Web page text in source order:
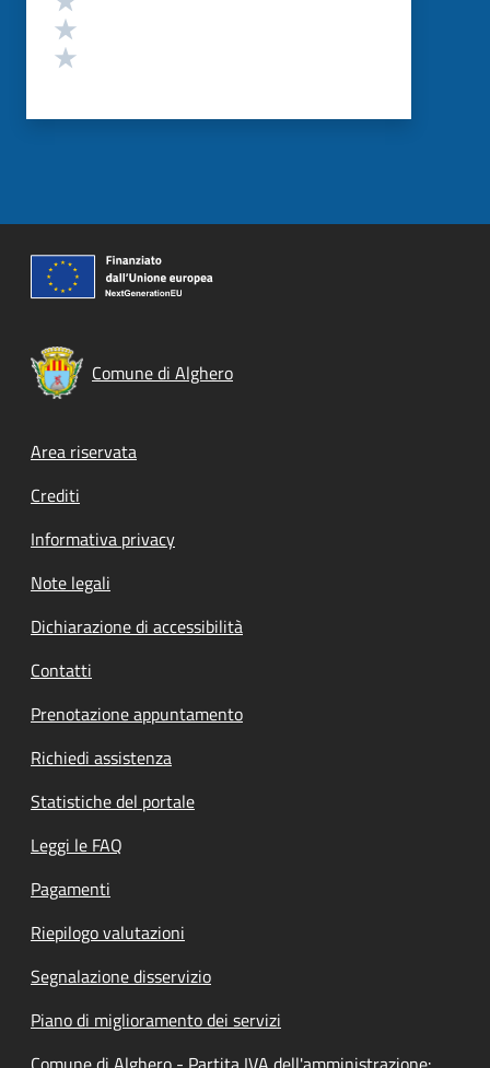
Comune di Alghero
Footer menu
Area riservata
Crediti
Informativa privacy
Note legali
Dichiarazione di accessibilità
Contatti
Prenotazione appuntamento
Richiedi assistenza
Statistiche del portale
Leggi le FAQ
Pagamenti
Riepilogo valutazioni
Segnalazione disservizio
Piano di miglioramento dei servizi